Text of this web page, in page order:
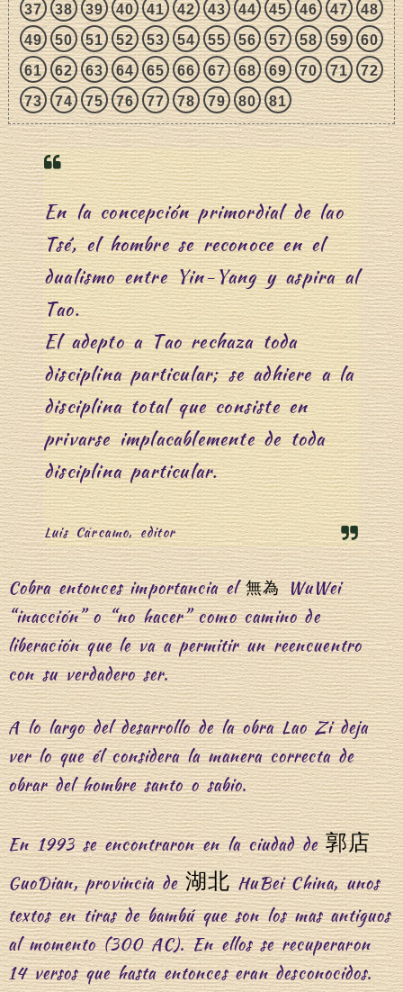
37
38 39 40 41 42 43 44 45 46 47
48
49
50 51 52 53 54 55 56 57 58 59
60
61
62 63 64 65 66 67 68 69 70 71
72
73
74 75 76 77 78 79 80 81
En la concepción primordial de lao
Tsé, el hombre se reconoce en el
dualismo entre Yin-Yang y aspira al
Tao.
El adepto a Tao rechaza toda
disciplina particular; se adhiere a la
disciplina total que consiste en
privarse implacablemente de toda
disciplina particular.
Luis Cárcamo, editor
Cobra entonces importancia el無為WuWei
“inacción” o “no hacer” como camino de
liberación que le va a permitir un reencuentro
con su verdadero ser.
A lo largo del desarrollo de la obra Lao Zi deja
ver lo que él considera la manera correcta de
obrar del hombre santo o sabio.
En 1993 se encontraron en la ciudad de郭店
GuoDian, provincia de湖北HuBei China, unos
textos en tiras de bambú que son los mas antiguos
al momento (300 AC). En ellos se recuperaron
14 versos que hasta entonces eran desconocidos.